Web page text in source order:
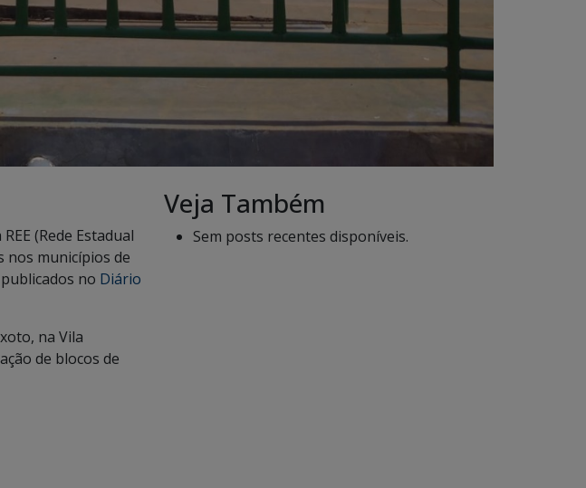
(Rede Estadual
nos municípios de
no Diário
na Vila
de blocos de
Veja Também
Sem posts recentes disponíveis.